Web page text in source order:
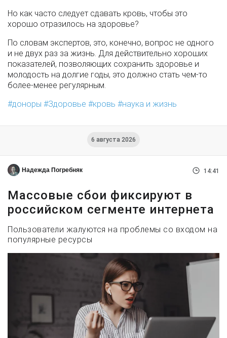
Но как часто следует сдавать кровь, чтобы это
хорошо отразилось на здоровье?
По словам экспертов, это, конечно, вопрос не одного
и не двух раз за жизнь. Для действительно хороших
показателей, позволяющих сохранить здоровье и
молодость на долгие годы, это должно стать чем-то
более-менее регулярным.
доноры
Здоровье кровь наука и жизнь
6 августа 2026
Надежда Погребняк 14:41
Массовые сбои фиксируют в
российском сегменте интернета
Пользователи жалуются на проблемы со входом на
популярные ресурсы